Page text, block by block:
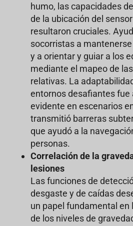
humo, las capacidades
de la ubicación del
resultaron cruciales.
socorristas a
y a orientar y guiar a los
mediante el mapeo de
relativas. La
entornos desafiantes fue
evidente en escenarios
transmitió barreras
que ayudó a la
personas.
Correlación de la
lesiones
Las funciones de
desgaste y de caídas
un papel fundamental en
de los niveles de